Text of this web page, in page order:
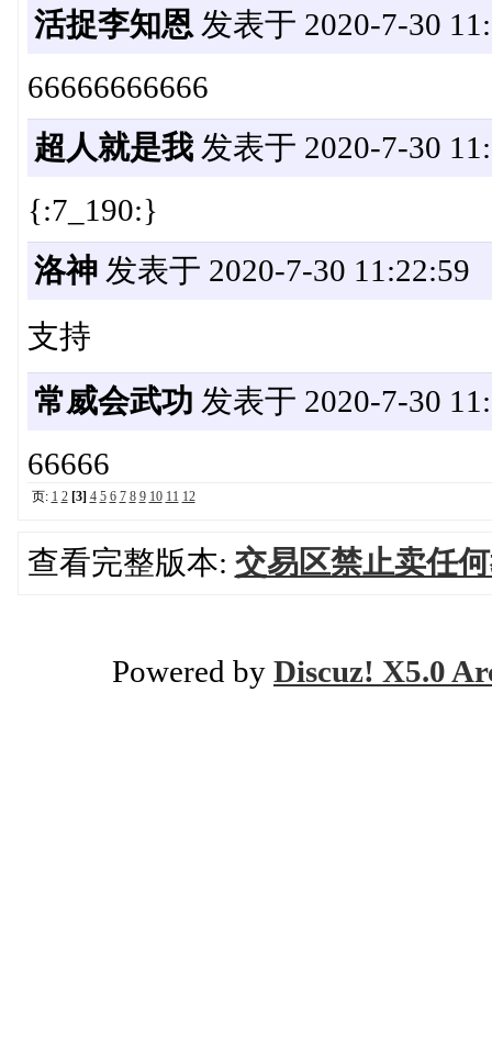
活捉李知恩 发表于 2020-7-30
66666666666
超人就是我发表于 2020-7-30
{:7_190:}
洛神发表于 2020-7-30 11:22:59
支持
常威会武功 发表于 2020-7-30
66666
页: 1 2 [3] 4 5 6 7 8 9 10 11 12
查看完整版本: 交易区禁止卖任
Powered by Discuz! X5.0